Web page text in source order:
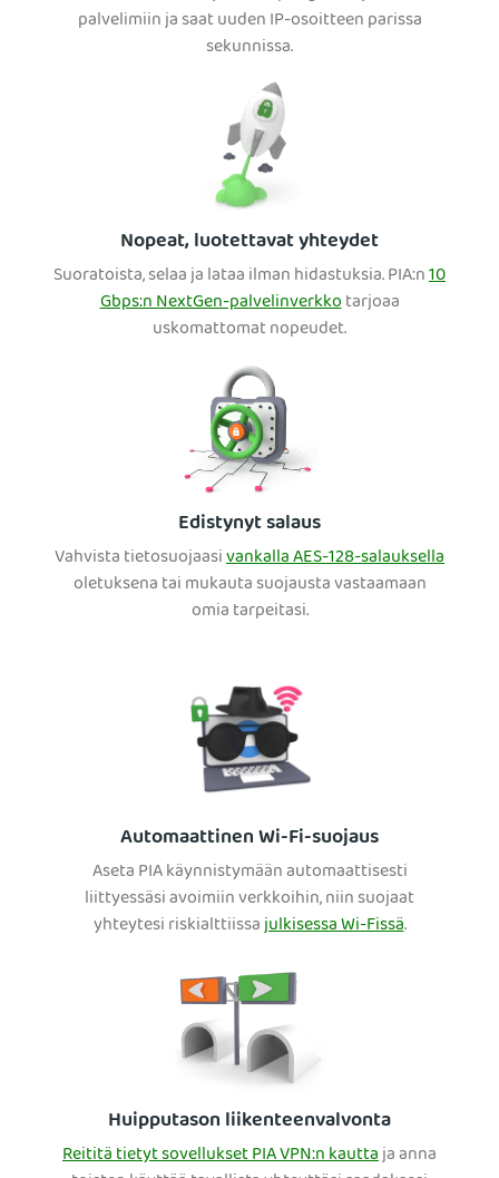
palvelimiin ja saat uuden IP-osoitteen parissa
sekunnissa.
Nopeat, luotettavat yhteydet
Suoratoista, selaa ja lataa ilman hidastuksia. PIA:n10
Gbps:n NextGen-palvelinverkkotarjoaa
uskomattomat nopeudet.
Edistynyt salaus
Vahvista tietosuojaasivankalla AES-128-salauksella
oletuksena tai mukauta suojausta vastaamaan
omia tarpeitasi.
Automaattinen Wi-Fi-suojaus
Aseta PIA käynnistymään automaattisesti
liittyessäsi avoimiin verkkoihin, niin suojaat
yhteytesi riskialttiissajulkisessa Wi-Fissä.
Huipputason liikenteenvalvonta
Reititä tietyt sovellukset PIA VPN:n kauttaja anna